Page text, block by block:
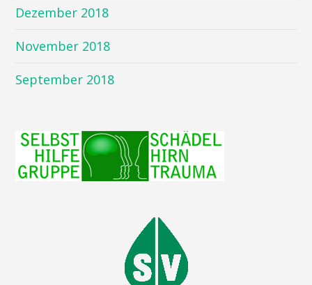
Dezember 2018
November 2018
September 2018